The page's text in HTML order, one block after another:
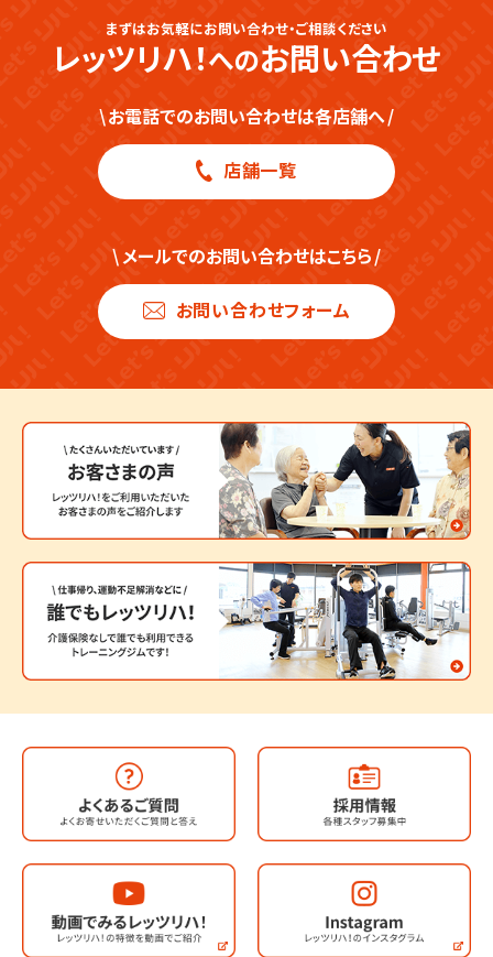
サンピアン店
健軍店
シュロアモール長嶺店
Let’s ヴォルリハ！ 熊本駅店
ゆめタウン八代店
小笹店
博多駅南店
原田店
筑紫丘店
世田谷桜上水
まずはお気軽にお問い合わせ・ご相談ください
レッツリハ！へのお問い合わせ
\お電話でのお問い合わせは各店舗へ/
店舗一覧
\メールでのお問い合わせはこちら/
お問い合わせフォーム